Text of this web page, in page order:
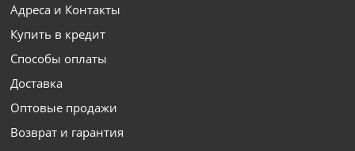
Адреса и Контакты
Купить в кредит
Способы оплаты
Доставка
Оптовые продажи
Возврат и гарантия